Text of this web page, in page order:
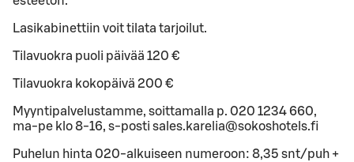
Lasikabinettiin voit tilata tarjoilut.
Tilavuokra puoli päivää 120 €
Tilavuokra kokopäivä 200 €
Myyntipalvelustamme, soittamalla p. 020 1234 660,
ma-pe klo 8-16, s-posti sales.karelia@sokoshotels.fi
Pu­he­lun hinta 020-al­kui­seen nu­me­roon: 8,35 snt/puh +